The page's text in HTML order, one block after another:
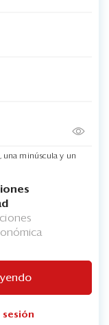
una minúscula y un
sesión